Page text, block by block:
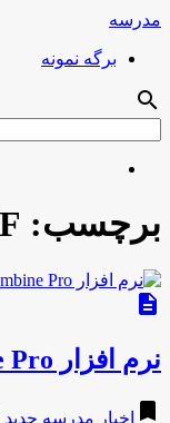
مدرسه
برگه نمونه
search
برچسب:
description
نرم افزار PDF Combine Pro
bookmark اخبار مدرسه جدید